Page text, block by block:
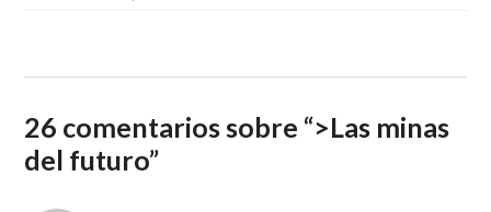
26 comentarios sobre “>Las minas
del futuro”